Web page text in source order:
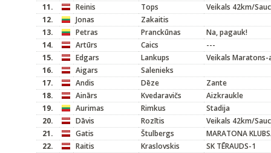
11.
Reinis Tops
Veikals 42km/
12.
Jonas
Zakaitis
13.
Petras Pranckūnas
Na, pagauk!
14.
Artūrs Caics
---
15.
Edgars Lankups
Veikals Maratons-
16.
Aigars
Salenieks
17.
Andis Dēze
Zante
18.
Ainārs Kvedaravičs
Aizkraukle
19.
Aurimas Rimkus
Stadija
20.
Dāvis Rozītis
Veikals 42km/
21.
Gatis Štulbergs
MARATONA
22.
Raitis Kraslovskis
SK TĒRAUDS-1